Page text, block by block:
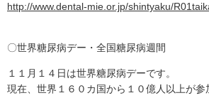
http://www.dental-mie.or.jp/shintyaku/
〇世界糖尿病デー・全国糖尿病週間
１１月１４日は世界糖尿病デーです。
現在、世界１６０カ国から１０億人以上が